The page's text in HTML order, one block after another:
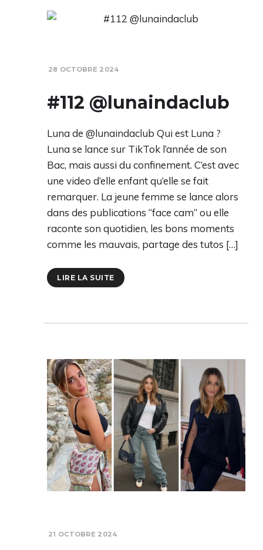
28 OCTOBRE 2024
#112 @lunaindaclub
Luna de @lunaindaclub Qui est Luna ?
Luna se lance sur TikTok l’année de son
Bac, mais aussi du confinement. C’est avec
une video d’elle enfant qu’elle se fait
remarquer. La jeune femme se lance alors
dans des publications “face cam” ou elle
raconte son quotidien, les bons moments
comme les mauvais, partage des tutos […]
LIRE LA SUITE
21 OCTOBRE 2024